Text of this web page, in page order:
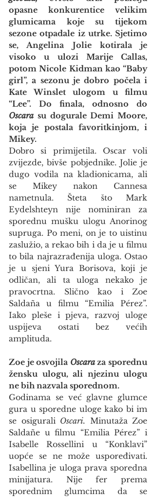
opasne konkurentice velikim
glumicama koje su tijekom
sezone otpadale iz utrke. Sjetimo
se, Angelina Jolie kotirala je
visoko u ulozi Marije Callas,
potom Nicole Kidman kao “Baby
girl”, a sezonu je dobro počela i
Kate Winslet ulogom u filmu
Oscara su dogurale Demi Moore,
koja je postala favoritkinjom, i
Mikey.
Dobro si primijetila. Oscar voli
zvijezde, bivše pobjednike. Jolie je
dugo vodila na kladionicama, ali
se Mikey nakon Cannesa
nametnula. Šteta što Mark
Eydelshteyn nije nominiran za
sporednu mušku ulogu Anorinog
supruga. Po meni, on je to uistinu
zaslužio, a rekao bih i da je u filmu
to bila najrazrađenija uloga. Ostao
je u sjeni Yura Borisova, koji je
odličan, ali ta uloga nekako je
pravocrtna. Slično kao i Zoe
Saldaña u filmu “Emilia Pérez”.
Iako pleše i pjeva, razvoj uloge
uspijeva ostati bez većih
amplituda.
Zoe je osvojila Oscara za sporednu
žensku ulogu, ali njezinu ulogu
ne bih nazvala sporednom.
Godinama se već glavne glumce
gura u sporedne uloge kako bi im
se osigurali Oscari. Minutaža Zoe
Saldañe u filmu “Emilia Pérez” i
Isabelle Rossellini u “Konklavi”
uopće se ne može uspoređivati.
Isabellina je uloga prava sporedna
minijatura. Nije fer prema
sporednim glumcima da se